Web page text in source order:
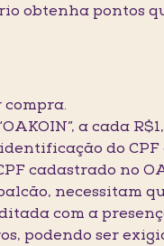
obtenha pontos
compra.
a cada
do
cadastrado no
necessitam
com a
podendo ser